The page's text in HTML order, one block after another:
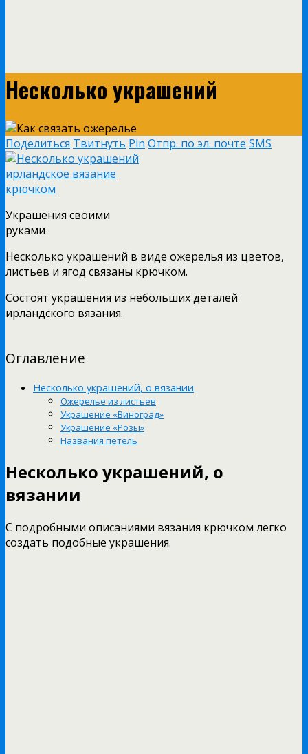
Несколько украшений
Поделиться Твитнуть Pin Отпр. по эл. почте SMS
Украшения своими
руками
Несколько украшений в виде ожерелья из цветов,
листьев и ягод связаны крючком.
Состоят украшения из небольших деталей
ирландского вязания.
Оглавление
Несколько украшений, о вязании
Ожерелье из листьев
Украшение «Виноград»
Украшение «Розы»
Названия петель
Несколько украшений, о
вязании
С подробными описаниями вязания крючком легко
создать подобные украшения.